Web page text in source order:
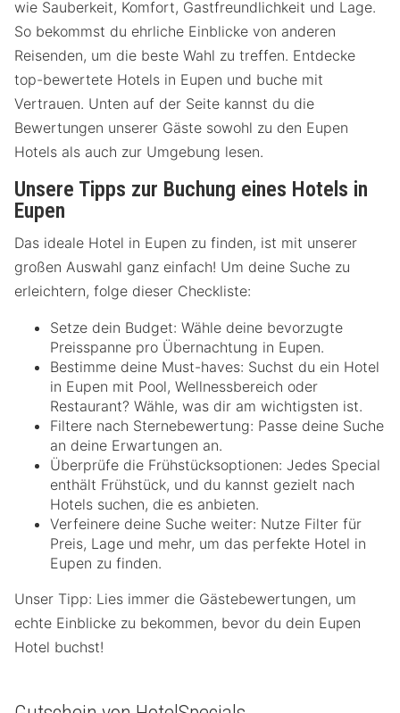
wie Sauberkeit, Komfort, Gastfreundlichkeit und Lage.
So bekommst du ehrliche Einblicke von anderen
Reisenden, um die beste Wahl zu treffen. Entdecke
top-bewertete Hotels in Eupen und buche mit
Vertrauen. Unten auf der Seite kannst du die
Bewertungen unserer Gäste sowohl zu den Eupen
Hotels als auch zur Umgebung lesen.
Unsere Tipps zur Buchung eines Hotels in
Eupen
Das ideale Hotel in Eupen zu finden, ist mit unserer
großen Auswahl ganz einfach! Um deine Suche zu
erleichtern, folge dieser Checkliste:
Setze dein Budget: Wähle deine bevorzugte
Preisspanne pro Übernachtung in Eupen.
Bestimme deine Must-haves: Suchst du ein Hotel
in Eupen mit Pool, Wellnessbereich oder
Restaurant? Wähle, was dir am wichtigsten ist.
Filtere nach Sternebewertung: Passe deine Suche
an deine Erwartungen an.
Überprüfe die Frühstücksoptionen: Jedes Special
enthält Frühstück, und du kannst gezielt nach
Hotels suchen, die es anbieten.
Verfeinere deine Suche weiter: Nutze Filter für
Preis, Lage und mehr, um das perfekte Hotel in
Eupen zu finden.
Unser Tipp: Lies immer die Gästebewertungen, um
echte Einblicke zu bekommen, bevor du dein Eupen
Hotel buchst!